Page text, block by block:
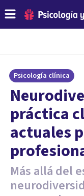
Psicología clínica
práctica
actuales
Más allá del